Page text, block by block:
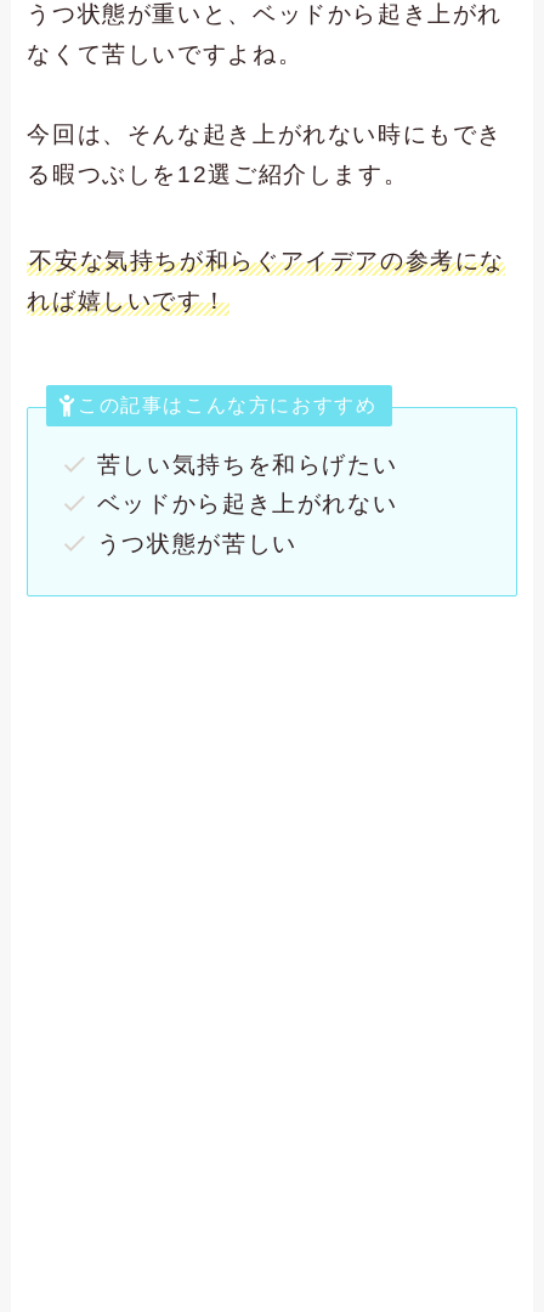
うつ状態が重いと、ベッドから起き上がれ
なくて苦しいですよね。
今回は、そんな起き上がれない時にもでき
る暇つぶしを12選ご紹介します。
不安な気持ちが和らぐアイデアの参考にな
れば嬉しいです！
この記事はこんな方におすすめ
苦しい気持ちを和らげたい
ベッドから起き上がれない
うつ状態が苦しい